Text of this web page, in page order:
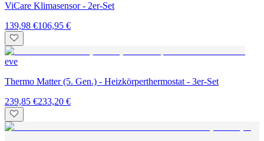
ViCare Klimasensor - 2er-Set
139,98 €106,95 €
eve
Thermo Matter (5. Gen.) - Heizkörperthermostat - 3er-Set
239,85 €233,20 €